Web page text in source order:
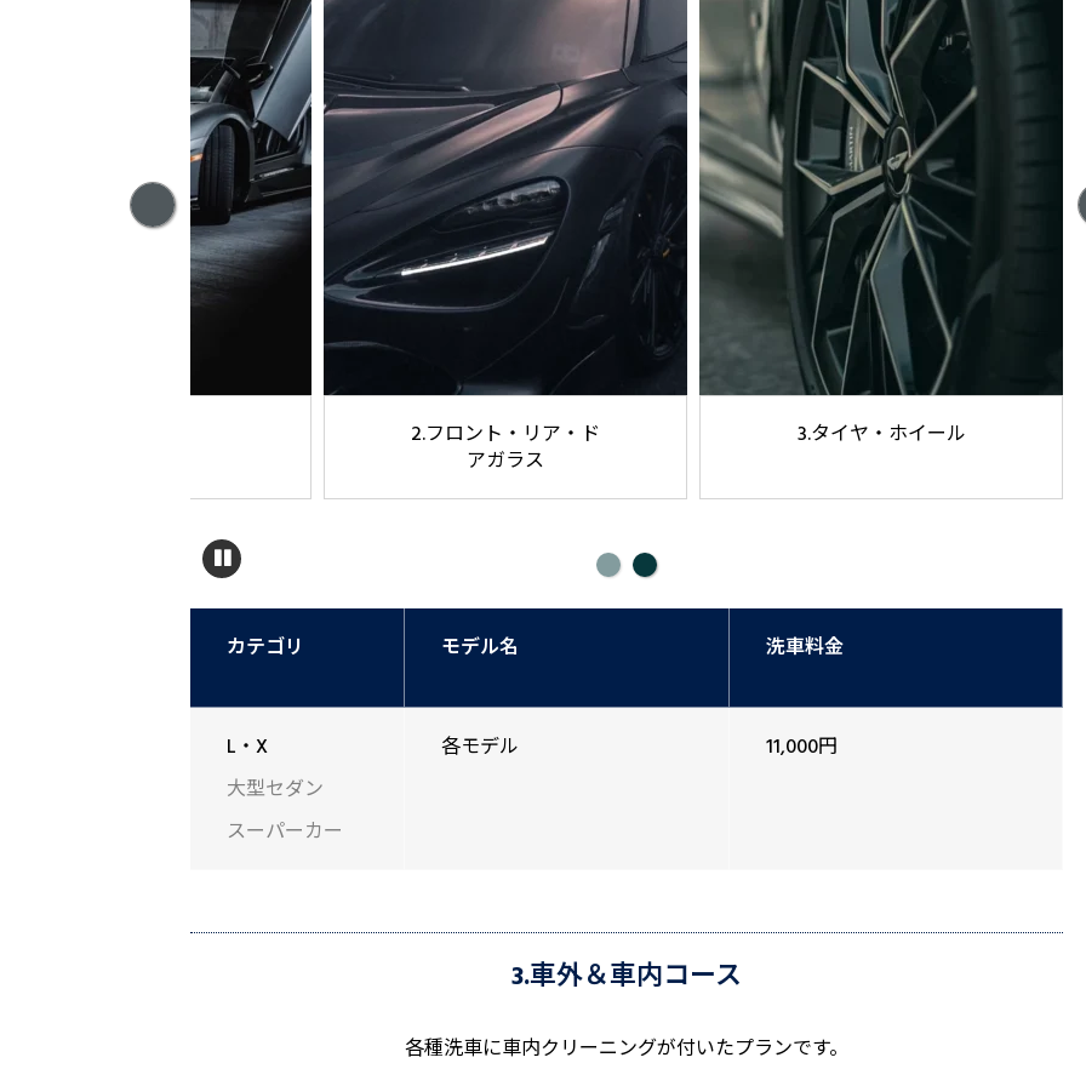
2.フロント・リア・ド
カテゴリ モデル名 洗車料金
L・X
大型セダン
スーパーカー
各モデル 11,000円
3.車外＆車内コース
各種洗車に車内クリーニングが付いたプランです。